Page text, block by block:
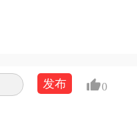
搜索发布 0